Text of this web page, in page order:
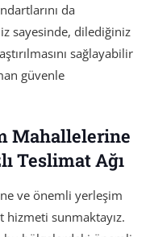
da
sayesinde, dilediğiniz
sağlayabilir
güvenle
Mahallelerine
Teslimat Ağı
ve önemli yerleşim
hizmeti sunmaktayız.